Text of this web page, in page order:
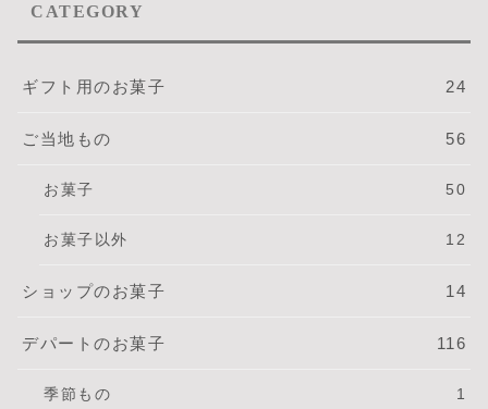
CATEGORY
ギフト用のお菓子 24
ご当地もの 56
お菓子 50
お菓子以外 12
ショップのお菓子 14
デパートのお菓子 116
季節もの 1